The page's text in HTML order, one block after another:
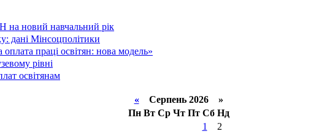
на новий навчальний рік
дані Мінсоцполітики
праці освітян: нова модель»
рівні
освітянам
«Серпень 2026 »
Пн Вт Ср Чт Пт Сб Нд
1
2